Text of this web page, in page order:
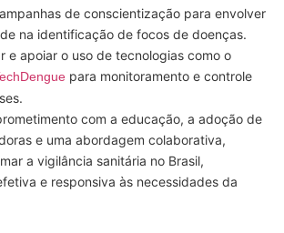
de conscientização para envolver
na identificação de focos de doenças.
e apoiar o uso de tecnologias como o
para monitoramento e controle
com a educação, a adoção de
e uma abordagem colaborativa,
a vigilância sanitária no Brasil,
e responsiva às necessidades da